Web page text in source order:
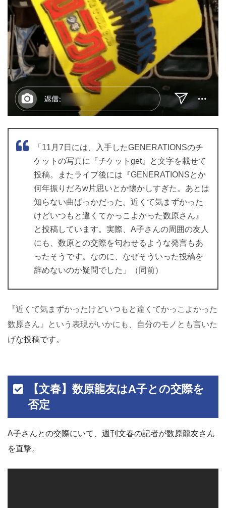
「11月7日には、入手したGENERATIONSのチ
ケットの写真に『チケットget』と文字を載せて
投稿。またライブ後には『GENERATIONSとか
何年振りだろw片思いとか懐かしすぎた。あとは
知らない曲ばっかだった。近くて気まずかった
けどいつもと違くてかっこよかった数原さん』
と投稿しています。実際、A子さんの周囲の友人
にも、数原との交際を匂わせるような発言もあ
ったそうです。なのに、なぜそういった投稿を
辞めないのか疑問でした」（同前）
『近くて気まずかったけどいつもと違くてかっこよかった
数原さん』という表現がいかにも、自分のモノとも言いた
げな投稿です。
【文春】数原龍友はA子との交際を
否定
A子さんとの交際にいて、週刊文春の記者が数原龍友さん
を直撃。